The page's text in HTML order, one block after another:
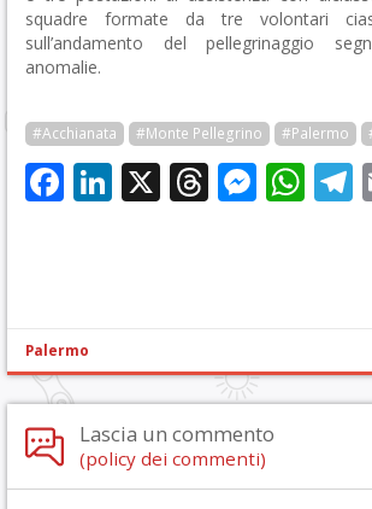
squadre formate da tre volontari
sull’andamento del pellegrinaggio
anomalie.
#Acchianata #Monte Pellegrino #Palermo
Facebook
LinkedIn
X Threads
Palermo
Lascia un commento
(policy dei commenti)